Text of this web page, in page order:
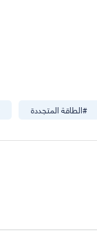
#الطاقة المتجددة